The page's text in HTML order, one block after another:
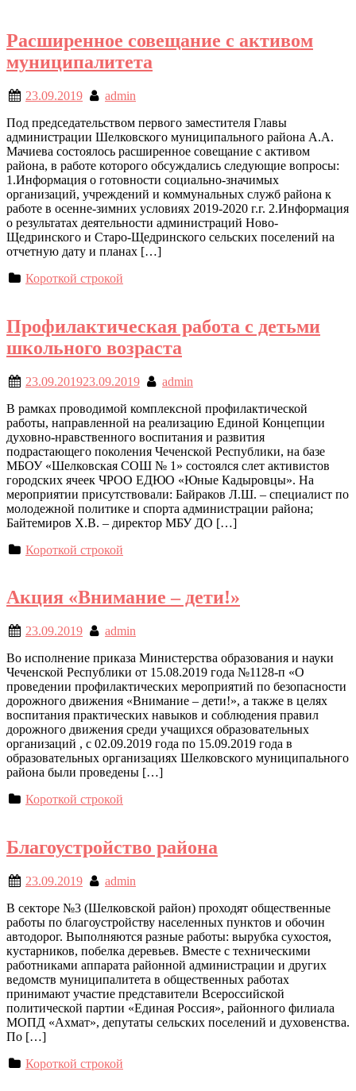
Расширенное совещание с активом
муниципалитета
23.09.2019
admin
Под председательством первого заместителя Главы
администрации Шелковского муниципального района А.А.
Мачиева состоялось расширенное совещание с активом
района, в работе которого обсуждались следующие вопросы:
1.Информация о готовности социально-значимых
организаций, учреждений и коммунальных служб района к
работе в осенне-зимних условиях 2019-2020 г.г. 2.Информация
о результатах деятельности администраций Ново-
Щедринского и Старо-Щедринского сельских поселений на
отчетную дату и планах […]
Короткой строкой
Профилактическая работа с детьми
школьного возраста
23.09.201923.09.2019
admin
В рамках проводимой комплексной профилактической
работы, направленной на реализацию Единой Концепции
духовно-нравственного воспитания и развития
подрастающего поколения Чеченской Республики, на базе
МБОУ «Шелковская СОШ № 1» состоялся слет активистов
городских ячеек ЧРОО ЕДЮО «Юные Кадыровцы». На
мероприятии присутствовали: Байраков Л.Ш. – специалист по
молодежной политике и спорта администрации района;
Байтемиров Х.В. – директор МБУ ДО […]
Короткой строкой
Акция «Внимание – дети!»
23.09.2019
admin
Во исполнение приказа Министерства образования и науки
Чеченской Республики от 15.08.2019 года №1128-п «О
проведении профилактических мероприятий по безопасности
дорожного движения «Внимание – дети!», а также в целях
воспитания практических навыков и соблюдения правил
дорожного движения среди учащихся образовательных
организаций , с 02.09.2019 года по 15.09.2019 года в
образовательных организациях Шелковского муниципального
района были проведены […]
Короткой строкой
Благоустройство района
23.09.2019
admin
В секторе №3 (Шелковской район) проходят общественные
работы по благоустройству населенных пунктов и обочин
автодорог. Выполняются разные работы: вырубка сухостоя,
кустарников, побелка деревьев. Вместе с техническими
работниками аппарата районной администрации и других
ведомств муниципалитета в общественных работах
принимают участие представители Всероссийской
политической партии «Единая Россия», районного филиала
МОПД «Ахмат», депутаты сельских поселений и духовенства.
По […]
Короткой строкой